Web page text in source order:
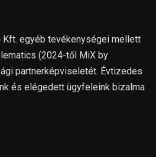
Kft. egyéb tevékenységei mellett
(2024-től MiX by
partnerképviseletét. Évtizedes
és elégedett ügyfeleink bizalma